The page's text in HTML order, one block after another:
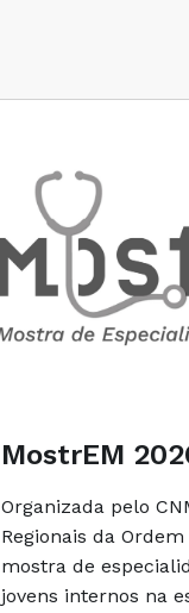
MostrEM
Organizada pelo
Regionais da
mostra de
jovens internos na